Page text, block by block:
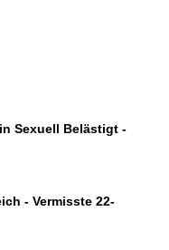
Sexuell Belästigt -
- Vermisste 22-